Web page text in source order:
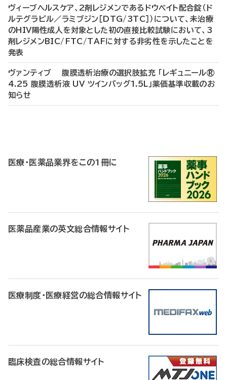
ヴィーブヘルスケア、2剤レジメンであるドウベイト配合錠（ド
ルテグラビル／ラミブジン［DTG/3TC］）について、未治療
のHIV陽性成人を対象とした初の直接比較試験において、3
剤レジメンBIC/FTC/TAFに対する非劣性を示したことを
発表
ヴァンティブ 腹膜透析治療の選択肢拡充 「レギュニール®
4.25 腹膜透析液 UV ツインバッグ1.5L」薬価基準収載のお
知らせ
医療・医薬品業界をこの1冊に
医薬品産業の英文総合情報サイト
医療制度・医療経営の総合情報サイト
臨床検査の総合情報サイト